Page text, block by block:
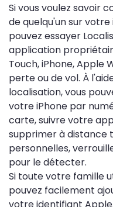
Si vous voulez savoir
de quelqu'un sur
pouvez essayer
application
Touch, iPhone, Apple
perte ou de vol. À
localisation, vous
votre iPhone par
carte, suivre votre
supprimer à distance
personnelles,
pour le détecter.
Si toute votre famille
pouvez facilement
votre identifiant